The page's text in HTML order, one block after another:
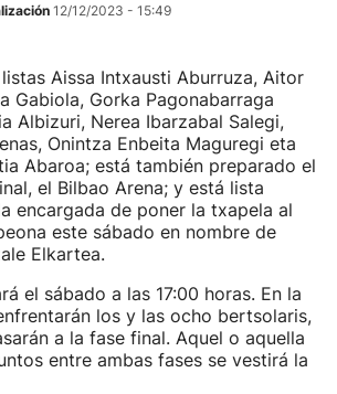
12/12/2023 - 15:49
Aissa Intxausti Aburruza, Aitor
Gabiola, Gorka Pagonabarraga
Albizuri, Nerea Ibarzabal Salegi,
Onintza Enbeita Maguregi eta
Abaroa; está también preparado el
el Bilbao Arena; y está lista
encargada de poner la txapela al
este sábado en nombre de
Elkartea.
el sábado a las 17:00 horas. En la
los y las ocho bertsolaris,
a la fase final. Aquel o aquella
entre ambas fases se vestirá la